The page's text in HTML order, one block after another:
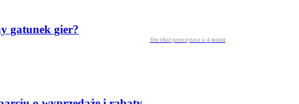
gatunek gier?
Ten tekst przeczytasz w 4 minut